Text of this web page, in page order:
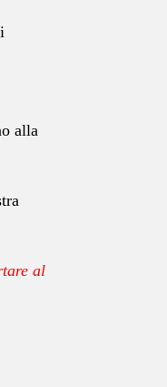
alla
al